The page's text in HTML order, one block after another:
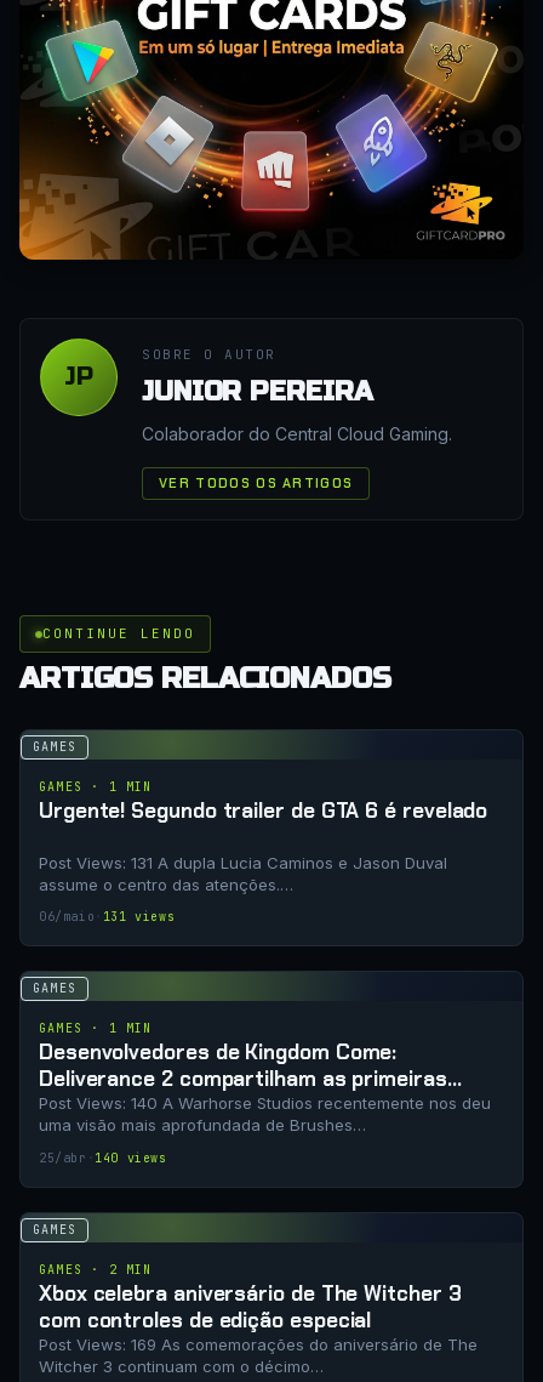
JP
SOBRE O AUTOR
JUNIOR PEREIRA
Colaborador do Central Cloud Gaming.
VER TODOS OS ARTIGOS
CONTINUE LENDO
ARTIGOS RELACIONADOS
GAMES
GAMES · 1 MIN
Urgente! Segundo trailer de GTA 6 é revelado
Post Views: 131 A dupla Lucia Caminos e Jason Duval
assume o centro das atenções.…
06/maio · 131 views
GAMES
GAMES · 1 MIN
Desenvolvedores de Kingdom Come:
Deliverance 2 compartilham as primeiras
imagens do próximo DLC
Post Views: 140 A Warhorse Studios recentemente nos deu
uma visão mais aprofundada de Brushes…
25/abr · 140 views
GAMES
GAMES · 2 MIN
Xbox celebra aniversário de The Witcher 3
com controles de edição especial
Post Views: 169 As comemorações do aniversário de The
Witcher 3 continuam com o décimo…